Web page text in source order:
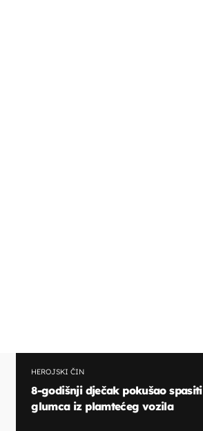
HEROJSKI ČIN
8-godišnji dječak pokušao spasiti
glumca iz plamtećeg vozila